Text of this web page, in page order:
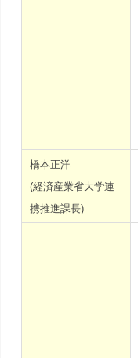
橋本正洋
(経済産業省大学連
携推進課長)